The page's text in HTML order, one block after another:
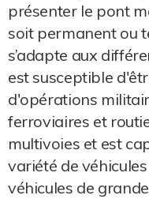
présenter le pont
soit permanent ou
s’adapte aux
est susceptible
d'opérations
ferroviaires et
multivoies et est
variété de
véhicules de